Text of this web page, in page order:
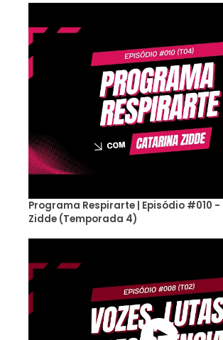
Programa Respirarte | Episódio #010
Zidde (Temporada 4)